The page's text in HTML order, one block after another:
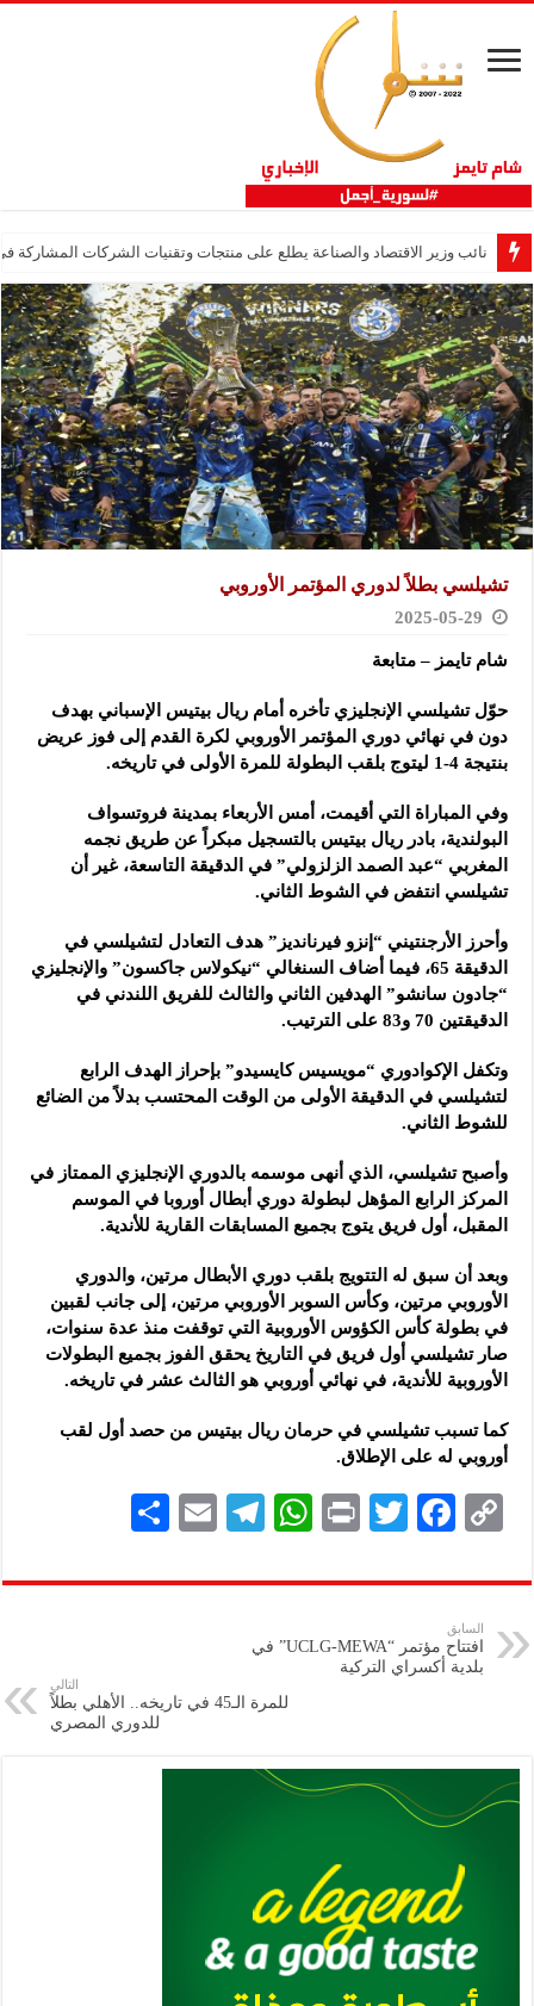
نائب وزير الاقتصاد والصناعة يطلع على منتجات وتقنيات الشركات المشاركة في
تشيلسي بطلاً لدوري المؤتمر الأوروبي
2025-05-29
شام تايمز – متابعة
حوّل تشيلسي الإنجليزي تأخره أمام ريال بيتيس الإسباني بهدف
دون في نهائي دوري المؤتمر الأوروبي لكرة القدم إلى فوز عريض
بنتيجة 4-1 ليتوج بلقب البطولة للمرة الأولى في تاريخه.
وفي المباراة التي أقيمت، أمس الأربعاء بمدينة فروتسواف
البولندية، بادر ريال بيتيس بالتسجيل مبكراً عن طريق نجمه
المغربي “عبد الصمد الزلزولي” في الدقيقة التاسعة، غير أن
تشيلسي انتفض في الشوط الثاني.
وأحرز الأرجنتيني “إنزو فيرنانديز” هدف التعادل لتشيلسي في
الدقيقة 65، فيما أضاف السنغالي “نيكولاس جاكسون” والإنجليزي
“جادون سانشو” الهدفين الثاني والثالث للفريق اللندني في
الدقيقتين 70 و83 على الترتيب.
وتكفل الإكوادوري “مويسيس كايسيدو” بإحراز الهدف الرابع
لتشيلسي في الدقيقة الأولى من الوقت المحتسب بدلاً من الضائع
للشوط الثاني.
وأصبح تشيلسي، الذي أنهى موسمه بالدوري الإنجليزي الممتاز في
المركز الرابع المؤهل لبطولة دوري أبطال أوروبا في الموسم
المقبل، أول فريق يتوج بجميع المسابقات القارية للأندية.
وبعد أن سبق له التتويج بلقب دوري الأبطال مرتين، والدوري
الأوروبي مرتين، وكأس السوبر الأوروبي مرتين، إلى جانب لقبين
في بطولة كأس الكؤوس الأوروبية التي توقفت منذ عدة سنوات،
صار تشيلسي أول فريق في التاريخ يحقق الفوز بجميع البطولات
الأوروبية للأندية، في نهائي أوروبي هو الثالث عشر في تاريخه.
كما تسبب تشيلسي في حرمان ريال بيتيس من حصد أول لقب
أوروبي له على الإطلاق.
C
p
y
Li
F
eb
k
T
tt
P
nt
W
at
A
p
Te
gr
E
ai
ar
السابق
افتتاح مؤتمر “UCLG-MEWA” في
بلدية أكسراي التركية
التالي
للمرة الـ45 في تاريخه.. الأهلي بطلاً
للدوري المصري